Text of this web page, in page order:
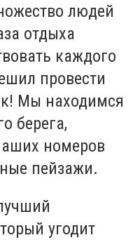
людей
отдыха
каждого
провести
Мы находимся
берега,
номеров
пейзажи.
угодит